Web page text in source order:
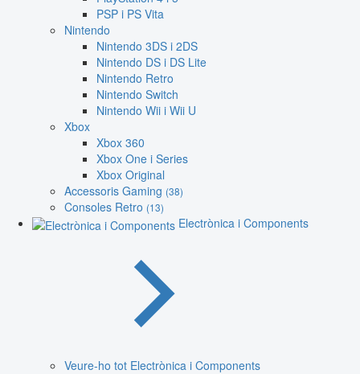
PSP i PS Vita
Nintendo
Nintendo 3DS i 2DS
Nintendo DS i DS Lite
Nintendo Retro
Nintendo Switch
Nintendo Wii i Wii U
Xbox
Xbox 360
Xbox One i Series
Xbox Original
Accessoris Gaming (38)
Consoles Retro (13)
Electrònica i Components
Veure-ho tot Electrònica i Components